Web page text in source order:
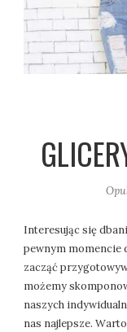
Interesując się
pewnym momencie
zacząć
możemy
naszych
nas najlepsze.